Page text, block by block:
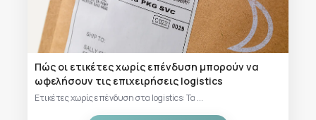
Πώς οι ετικέτες χωρίς επένδυση μπορούν να
ωφελήσουν τις επιχειρήσεις logistics
Ετικέτες χωρίς επένδυση στα logistics: Τα ...